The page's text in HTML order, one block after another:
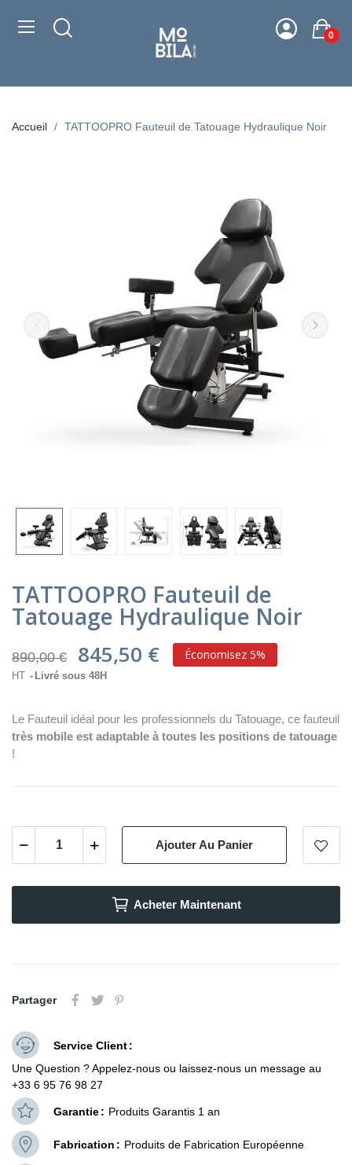
0
Accueil TATTOOPRO Fauteuil de Tatouage Hydraulique Noir
TATTOOPRO Fauteuil de
Tatouage Hydraulique Noir
890,00 € 845,50 € Économisez 5%
HT Livré sous 48H
Le Fauteuil idéal pour les professionnels du Tatouage, ce fauteuil
très mobile est adaptable à toutes les positions de tatouage
!
Ajouter Au Panier
Acheter Maintenant
Partager
Service Client
Une Question ? Appelez-nous ou laissez-nous un message au
+33 6 95 76 98 27
Garantie Produits Garantis 1 an
Fabrication Produits de Fabrication Européenne